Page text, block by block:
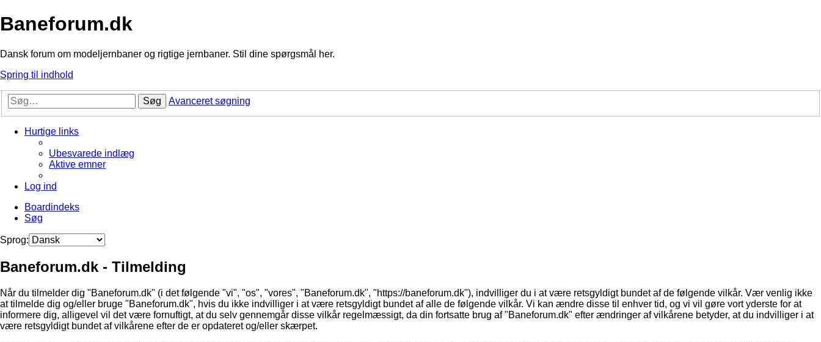
Baneforum.dk
Dansk forum om modeljernbaner og rigtige jernbaner. Stil dine spørgsmål her.
Spring til indhold
Søg Avanceret søgning
Hurtige links
Ubesvarede indlæg
Aktive emner
Log ind
Boardindeks
Søg
Sprog:
Baneforum.dk - Tilmelding
Når du tilmelder dig "Baneforum.dk" (i det følgende "vi", "os", "vores", "Baneforum.dk", "https://baneforum.dk"), indvilliger du i at være retsgyldigt bundet af de følgende vilkår. Vær venlig ikke
at tilmelde dig og/eller bruge "Baneforum.dk", hvis du ikke indvilliger i at være retsgyldigt bundet af alle de følgende vilkår. Vi kan ændre disse til enhver tid, og vi vil gøre vort yderste for at
informere dig, alligevel vil det være fornuftigt, at du selv gennemgår disse vilkår regelmæssigt, da din fortsatte brug af "Baneforum.dk" efter ændringer af vilkårene betyder, at du indvilliger i at
være retsgyldigt bundet af vilkårene efter de er opdateret og/eller skærpet.